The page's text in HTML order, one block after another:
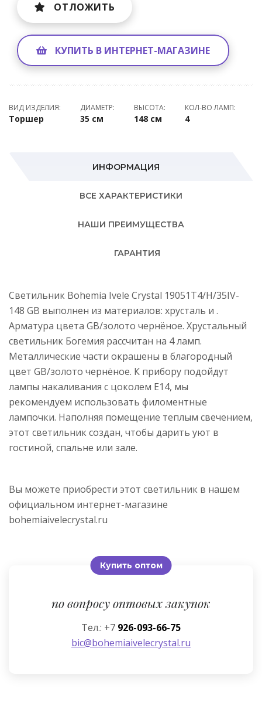
ОТЛОЖИТЬ
КУПИТЬ В ИНТЕРНЕТ-МАГАЗИНЕ
ВИД ИЗДЕЛИЯ:
Торшер
ДИАМЕТР:
35 см
ВЫСОТА:
148 см
КОЛ-ВО ЛАМП:
4
ИНФОРМАЦИЯ
ВСЕ ХАРАКТЕРИСТИКИ
НАШИ ПРЕИМУЩЕСТВА
ГАРАНТИЯ
Светильник Bohemia Ivele Crystal 19051T4/Н/35IV-
148 GB выполнен из материалов: хрусталь и .
Арматура цвета GB/золото чернёное. Хрустальный
светильник Богемия рассчитан на 4 ламп.
Металлические части окрашены в благородный
цвет GB/золото чернёное. К прибору подойдут
лампы накаливания с цоколем E14, мы
рекомендуем использовать филоментные
лампочки. Наполняя помещение теплым свечением,
этот светильник создан, чтобы дарить уют в
гостиной, спальне или зале.
Вы можете приобрести этот светильник в нашем
официальном интернет-магазине
bohemiaivelecrystal.ru
Купить оптом
по вопросу оптовых закупок
Тел.: +7 926-093-66-75
bic@bohemiaivelecrystal.ru